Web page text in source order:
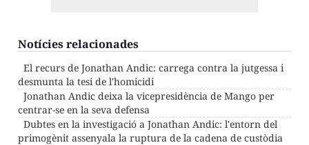
Notícies relacionades
El recurs de Jonathan Andic: carrega contra la jutgessa i
desmunta la tesi de l'homicidi
Jonathan Andic deixa la vicepresidència de Mango per
centrar-se en la seva defensa
Dubtes en la investigació a Jonathan Andic: l'entorn del
primogènit assenyala la ruptura de la cadena de custòdia